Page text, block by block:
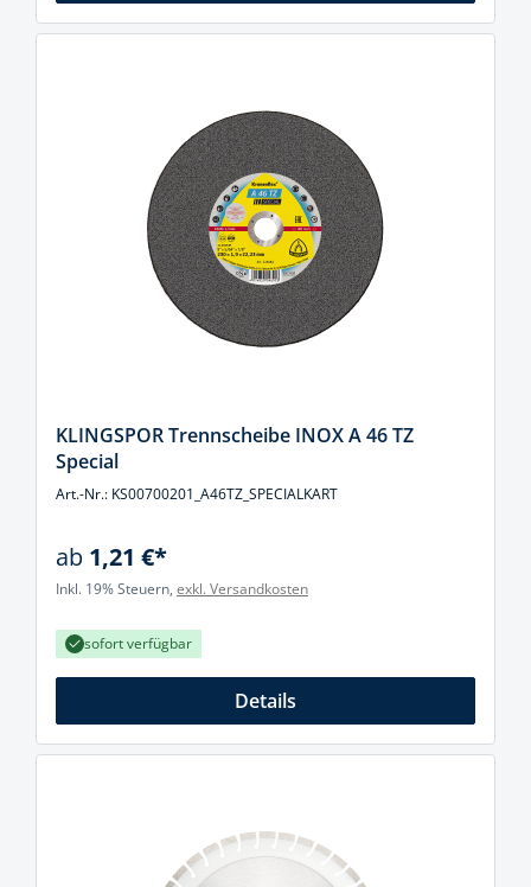
KLINGSPOR Trennscheibe INOX A 46 TZ
Special
Art.-Nr.: KS00700201_A46TZ_SPECIALKART
ab 1,21 €*
Inkl. 19% Steuern, exkl. Versandkosten
sofort verfügbar
Details